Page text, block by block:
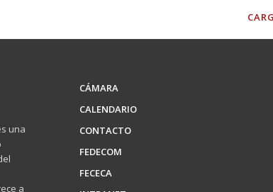
una
a
CÁMARA
CALENDARIO
CONTACTO
FEDECOM
FECECA